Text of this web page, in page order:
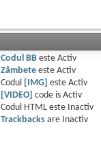
Codul BBeste Activ
Zâmbeteeste Activ
Codul
[IMG] este Activ
[VIDEO]
code is Activ
Codul HTML este
Inactiv
Trackbacksare
Inactiv